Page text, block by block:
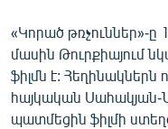
ՀԵՏԵՎԵՔ ՄԵԶ
«Կորած թռչուններ»-ը
մասին Թուրքիայում
ֆիլմն է: Հեղինակներն
հայկական Սահակյան-
պատմեցին ֆիլմի